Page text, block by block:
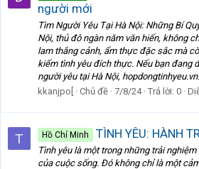
người mới
Tìm Người Yêu Tại Hà Nội: Những Bí
Nội, thủ đô ngàn năm văn hiến, không
lam thắng cảnh, ẩm thực đặc sắc mà
kiếm tình yêu đích thực. Nếu bạn đang
người yêu tại Hà Nội,
kkanjpo[
Chủ đề 7/8/24 Trả lời: 0
T Hồ Chí Minh TÌNH YÊU: HÀNH
Tình yêu là một trong những trải
của cuộc sống. Đó không chỉ là một